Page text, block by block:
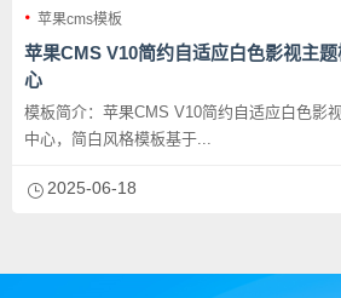
苹果cms模板
苹果CMS V10简约自适应白色影视主
心
模板简介：苹果CMS V10简约自适应白色影
中心，简白风格模板基于...
2025-06-18